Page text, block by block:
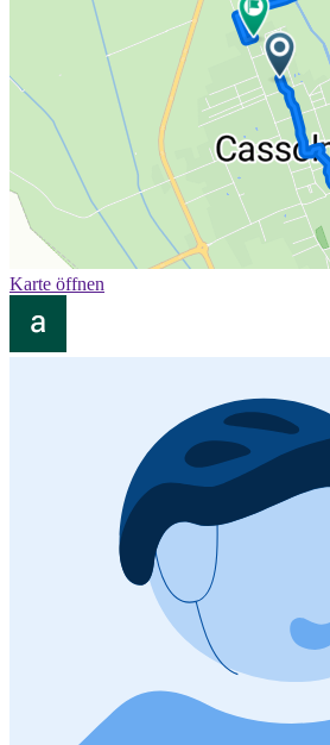
Karte öffnen